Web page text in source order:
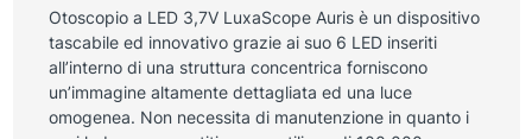
Otoscopio a LED 3,7V LuxaScope Auris è un dispositivo
tascabile ed innovativo grazie ai suo 6 LED inseriti
all’interno di una struttura concentrica forniscono
un’immagine altamente dettagliata ed una luce
omogenea. Non necessita di manutenzione in quanto i